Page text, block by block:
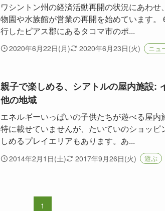
ワシントン州の経済活動再開の状況にあわ
物園や水族館が営業の再開を始めています。
行したピアス郡にあるタコマ市のポ...
2020年6月22日(月) 2020年6月23日(火) ニュ
親子で楽しめる、シアトルの屋内施設:
他の地域
エネルギーいっぱいの子供たちが遊べる屋内
特に載せていませんが、たいていのショッピ
しめるプレイエリアもあります。あ...
2014年2月1日(土) 2017年9月26日(火) 遊ぶ
1